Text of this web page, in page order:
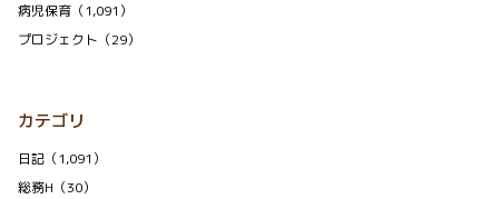
病児保育（1,091）
プロジェクト（29）
カテゴリ
日記（1,091）
総務H（30）